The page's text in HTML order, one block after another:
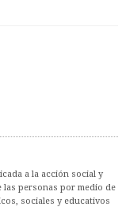
a la acción social y
las personas por medio de
sociales y educativos